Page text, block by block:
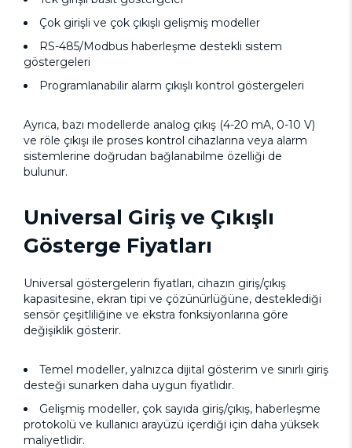
Çok girişli ve çok çıkışlı gelişmiş modeller
RS-485/Modbus haberleşme destekli sistem
göstergeleri
Programlanabilir alarm çıkışlı kontrol göstergeleri
Ayrıca, bazı modellerde analog çıkış (4-20 mA, 0-10 V)
ve röle çıkışı ile proses kontrol cihazlarına veya alarm
sistemlerine doğrudan bağlanabilme özelliği de
bulunur.
Universal Giriş ve Çıkışlı
Gösterge Fiyatları
Universal göstergelerin fiyatları, cihazın giriş/çıkış
kapasitesine, ekran tipi ve çözünürlüğüne, desteklediği
sensör çeşitliliğine ve ekstra fonksiyonlarına göre
değişiklik gösterir.
Temel modeller, yalnızca dijital gösterim ve sınırlı giriş
desteği sunarken daha uygun fiyatlıdır.
Gelişmiş modeller, çok sayıda giriş/çıkış, haberleşme
protokolü ve kullanıcı arayüzü içerdiği için daha yüksek
maliyetlidir.